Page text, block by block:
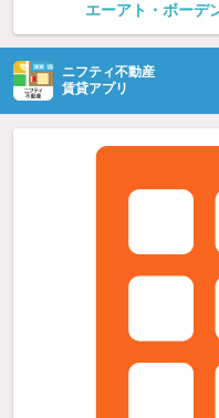
エーアト・ボーデ
ニフティ不動産
賃貸アプリ